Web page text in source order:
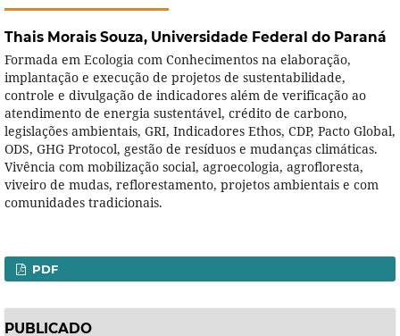
Thais Morais Souza, Universidade Federal do Paraná
Formada em Ecologia com Conhecimentos na elaboração,
implantação e execução de projetos de sustentabilidade,
controle e divulgação de indicadores além de verificação ao
atendimento de energia sustentável, crédito de carbono,
legislações ambientais, GRI, Indicadores Ethos, CDP, Pacto Global,
ODS, GHG Protocol, gestão de resíduos e mudanças climáticas.
Vivência com mobilização social, agroecologia, agrofloresta,
viveiro de mudas, reflorestamento, projetos ambientais e com
comunidades tradicionais.
PDF
PUBLICADO